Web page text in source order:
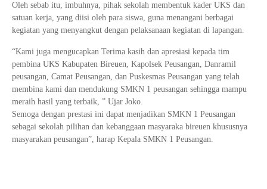
Oleh sebab itu, imbuhnya, pihak sekolah membentuk kader UKS dan
satuan kerja, yang diisi oleh para siswa, guna menangani berbagai
kegiatan yang menyangkut dengan pelaksanaan kegiatan di lapangan.
“Kami juga mengucapkan Terima kasih dan apresiasi kepada tim
pembina UKS Kabupaten Bireuen, Kapolsek Peusangan, Danramil
peusangan, Camat Peusangan, dan Puskesmas Peusangan yang telah
membina kami dan mendukung SMKN 1 peusangan sehingga mampu
meraih hasil yang terbaik, ” Ujar Joko.
Semoga dengan prestasi ini dapat menjadikan SMKN 1 Peusangan
sebagai sekolah pilihan dan kebanggaan masyaraka bireuen khususnya
masyarakan peusangan”, harap Kepala SMKN 1 Peusangan.